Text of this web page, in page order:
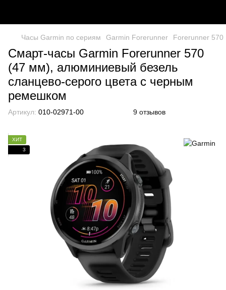
Часы Garmin по сериям Garmin Forerunner Forerunner 570
Смарт-часы Garmin Forerunner 570
(47 мм), алюминиевый безель
сланцево-серого цвета с черным
ремешком
Артикул: 010-02971-00 9 отзывов
ХИТ
3